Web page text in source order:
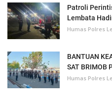
Patroli
Lembata
Humas Polres
BANTUAN
SAT BRIMOB
Humas Polres